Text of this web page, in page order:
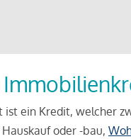
ist ein Kredit, welcher
oder -bau,